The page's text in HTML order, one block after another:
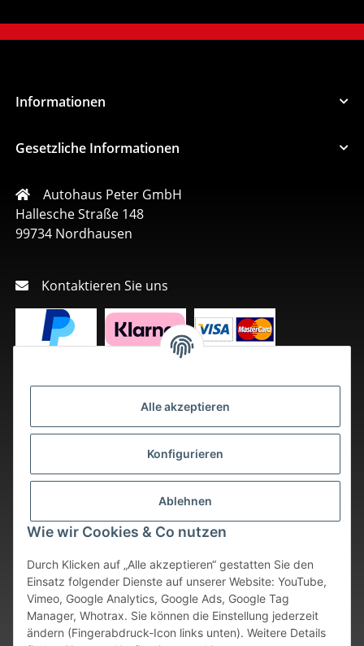
Alle akzeptieren
Konfigurieren
Ablehnen
Wie wir Cookies & Co nutzen
Durch Klicken auf „Alle akzeptieren“ gestatten Sie den
Einsatz folgender Dienste auf unserer Website: YouTube,
Vimeo, Google Analytics, Google Ads, Google Tag
Manager, Whotrax. Sie können die Einstellung jederzeit
ändern (Fingerabdruck-Icon links unten). Weitere Details
Informationen
Gesetzliche Informationen
Autohaus Peter GmbH
Hallesche Straße 148
99734 Nordhausen
Kontaktieren Sie uns
Vertrag widerrufen